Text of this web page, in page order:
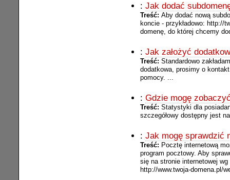
: Jak dodać
Treść: Aby dodać nową
koncie - przykładowo: http://
domenę, do której chcemy
: Jak założyć
Treść: Standardowo
dodatkowa, prosimy o
pomocy. ...
: Gdzie mogę
Treść: Statystyki dla
szczegółowy dostępny jest
: Jak mogę sprawdzić
Treść: Pocztę internetową
program pocztowy. Aby
się na stronie internetowej
http://www.twoja-domena.pl/